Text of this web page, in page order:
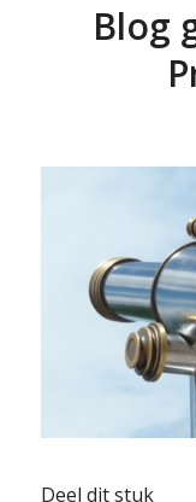
Blog
Deel dit stuk